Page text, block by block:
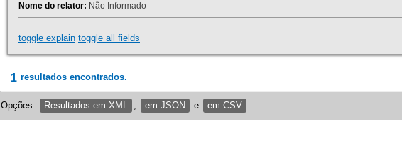
Nome do relator: Não Informado
toggle explain toggle all fields
1 resultados encontrados.
Opções: Resultados em XML em JSON e em CSV